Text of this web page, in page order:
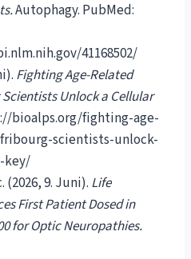
Autophagy. PubMed:
41168502/
Fighting Age-Related
Unlock a Cellular
bioalps.org/fighting-age-
scientists-unlock-
key/
(2026, 9. Juni). Life
First Patient Dosed in
for Optic Neuropathies.